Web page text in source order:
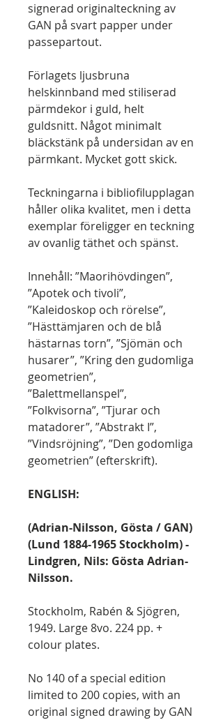
signerad originalteckning av
GAN på svart papper under
passepartout.
Förlagets ljusbruna
helskinnband med stiliserad
pärmdekor i guld, helt
guldsnitt. Något minimalt
bläckstänk på undersidan av en
pärmkant. Mycket gott skick.
Teckningarna i bibliofilupplagan
håller olika kvalitet, men i detta
exemplar föreligger en teckning
av ovanlig täthet och spänst.
Innehåll: ”Maorihövdingen”,
”Apotek och tivoli”,
”Kaleidoskop och rörelse”,
”Hästtämjaren och de blå
hästarnas torn”, ”Sjömän och
husarer”, ”Kring den gudomliga
geometrien”,
”Balettmellanspel”,
”Folkvisorna”, ”Tjurar och
matadorer”, ”Abstrakt I”,
”Vindsröjning”, ”Den godomliga
geometrien” (efterskrift).
ENGLISH:
(Adrian-Nilsson, Gösta / GAN)
(Lund 1884-1965 Stockholm) -
Lindgren, Nils: Gösta Adrian-
Nilsson.
Stockholm, Rabén & Sjögren,
1949. Large 8vo. 224 pp. +
colour plates.
No 140 of a special edition
limited to 200 copies, with an
original signed drawing by GAN